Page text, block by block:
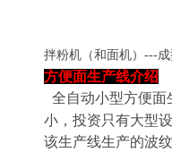
拌粉机（和面机） ---
方便面生产线介绍
全自动小型方便面
小，投资只有大型
该生产线生产的波